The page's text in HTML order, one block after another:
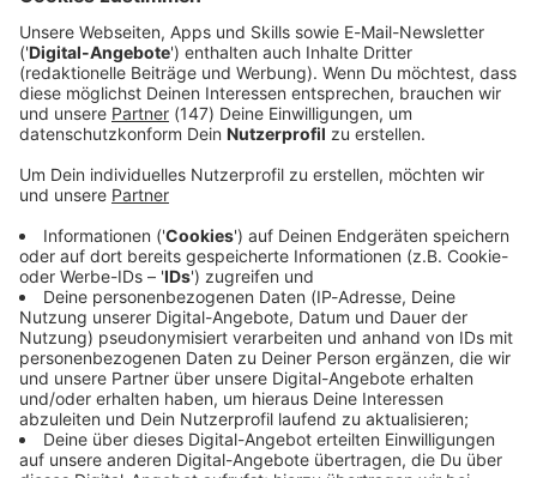
ist die «Hondius» rund fünf Tage unterwegs. Wann sie dort
ankommen soll, ist noch nicht bekannt.